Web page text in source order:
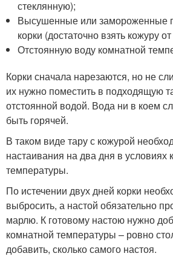
стеклянную);
Высушенные или замороженные
корки (достаточно взять кожуру
Отстоянную воду комнатной
Корки сначала нарезаются, но не
их нужно поместить в подходящую
отстоянной водой. Вода ни в коем
быть горячей.
В таком виде тару с кожурой
настаивания на два дня в условиях
температуры.
По истечении двух дней корки
выбросить, а настой обязательно
марлю. К готовому настою нужно
комнатной температуры – ровно
добавить, сколько самого настоя.